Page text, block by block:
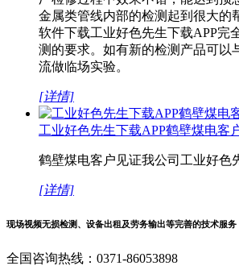
金属类管线内部的检测起到很大的帮
软件下载工业好色先生下载APP完
测的要求。如有新的检测产品可
流做临场实验。
[详情]
工业好色先生下载APP鹤壁煤电客
鹤壁煤电客户见证我公司工业好色
[详情]
现场视频无损检测、设备出租及劳务输出等完善的技术服务
全国咨询热线： 0371-86053898